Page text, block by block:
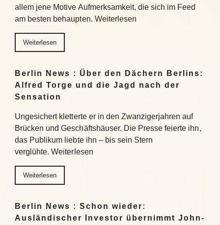
allem jene Motive Aufmerksamkeit, die sich im Feed
am besten behaupten. Weiterlesen
Weiterlesen
Berlin News : Über den Dächern Berlins:
Alfred Torge und die Jagd nach der
Sensation
Ungesichert kletterte er in den Zwanzigerjahren auf
Brücken und Geschäftshäuser. Die Presse feierte ihn,
das Publikum liebte ihn – bis sein Stern
verglühte. Weiterlesen
Weiterlesen
Berlin News : Schon wieder:
Ausländischer Investor übernimmt John-